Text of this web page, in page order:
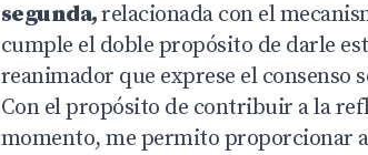
segunda,relacionada con el
cumple el doble propósito de darle
reanimador que exprese el consenso
Con el propósito de contribuir a la
momento, me permito proporcionar